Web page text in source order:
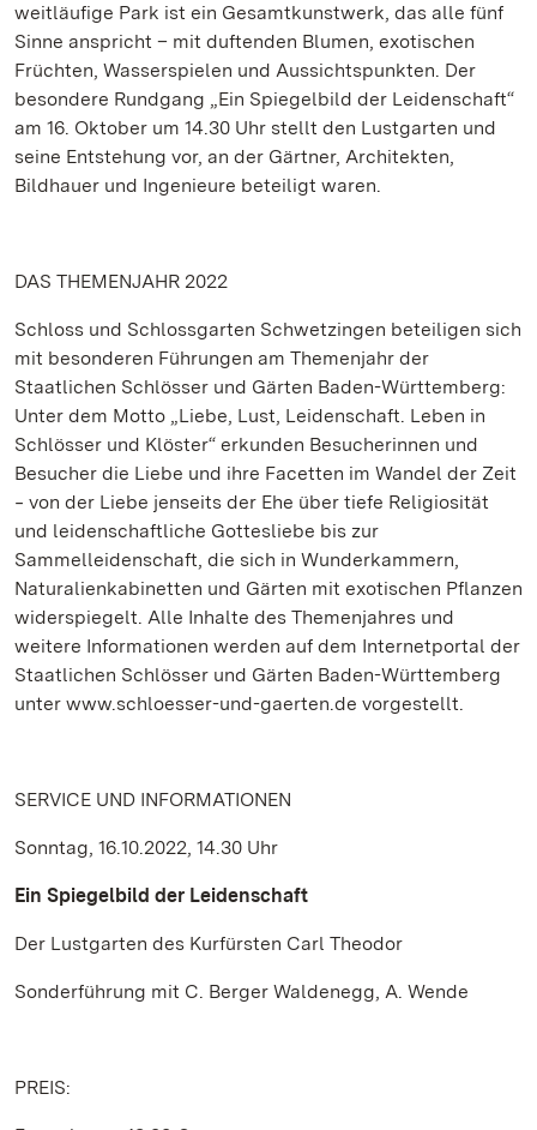
weitläufige Park ist ein Gesamtkunstwerk, das alle fünf
Sinne anspricht – mit duftenden Blumen, exotischen
Früchten, Wasserspielen und Aussichtspunkten. Der
besondere Rundgang „Ein Spiegelbild der Leidenschaft“
am 16. Oktober um 14.30 Uhr stellt den Lustgarten und
seine Entstehung vor, an der Gärtner, Architekten,
Bildhauer und Ingenieure beteiligt waren.
DAS THEMENJAHR 2022
Schloss und Schlossgarten Schwetzingen beteiligen sich
mit besonderen Führungen am Themenjahr der
Staatlichen Schlösser und Gärten Baden-Württemberg:
Unter dem Motto „Liebe, Lust, Leidenschaft. Leben in
Schlösser und Klöster“ erkunden Besucherinnen und
Besucher die Liebe und ihre Facetten im Wandel der Zeit
‒ von der Liebe jenseits der Ehe über tiefe Religiosität
und leidenschaftliche Gottesliebe bis zur
Sammelleidenschaft, die sich in Wunderkammern,
Naturalienkabinetten und Gärten mit exotischen Pflanzen
widerspiegelt. Alle Inhalte des Themenjahres und
weitere Informationen werden auf dem Internetportal der
Staatlichen Schlösser und Gärten Baden-Württemberg
unter www.schloesser-und-gaerten.de vorgestellt.
SERVICE UND INFORMATIONEN
Sonntag, 16.10.2022, 14.30 Uhr
Ein Spiegelbild der Leidenschaft
Der Lustgarten des Kurfürsten Carl Theodor
Sonderführung mit C. Berger Waldenegg, A. Wende
PREIS: